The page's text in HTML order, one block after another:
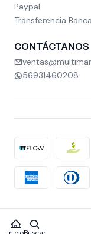
Paypal
Transferencia
CONTÁCTANOS
56931460208
Todos los derechos